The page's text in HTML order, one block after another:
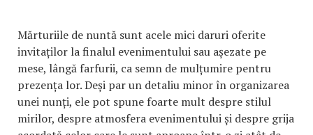
Mărturiile de nuntă sunt acele mici daruri oferite
invitaților la finalul evenimentului sau așezate pe
mese, lângă farfurii, ca semn de mulțumire pentru
prezența lor. Deși par un detaliu minor în organizarea
unei nunți, ele pot spune foarte mult despre stilul
mirilor, despre atmosfera evenimentului și despre grija